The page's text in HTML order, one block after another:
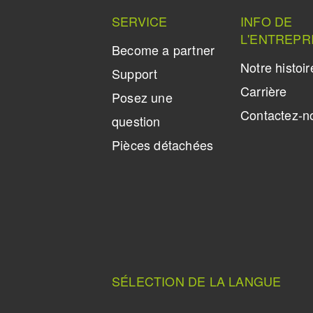
SERVICE
Become a partner
Support
Posez une
question
Pièces détachées
INFO DE
Notre
Carrière
Contactez-
SÉLECTION DE LA LANGUE